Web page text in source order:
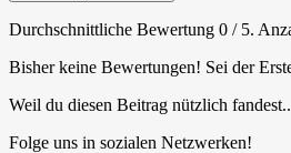
Durchschnittliche Bewertung 0 / 5.
Bisher keine Bewertungen! Sei der
Weil du diesen Beitrag nützlich
Folge uns in sozialen Netzwerken!